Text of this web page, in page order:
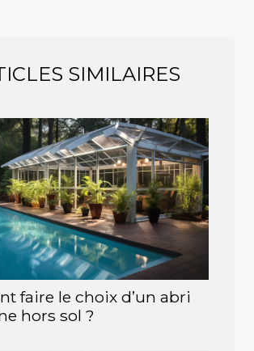
SIMILAIRES
faire le choix d’un abri
hors sol ?